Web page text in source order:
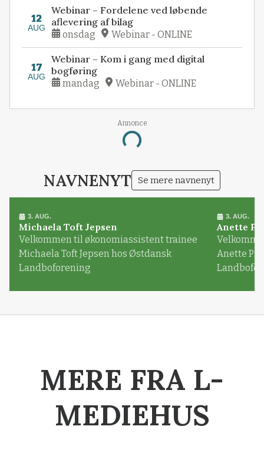
12
AUG
Webinar – Fordelene ved løbende
aflevering af bilag
onsdag Webinar - ONLINE
17
AUG
Webinar – Kom i gang med digital
bogføring
mandag Webinar - ONLINE
Annonce
Loading...
NAVNENYT Se mere navnenyt
3. AUG.
Michaela Toft Jepsen
Velkommen til økonomiassistent trainee
Michaela Toft Jepsen hos Østdansk
Landboforening
3. AUG.
Anette
Anette
MERE FRA L-
MEDIEHUS